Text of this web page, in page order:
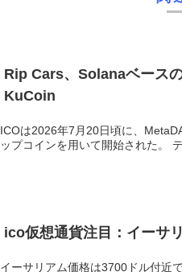
Rip Cars、Solanaベース
KuCoin
ICOは2026年7月20日頃に、
ップコインを用いて開始された。
ico仮想通貨注目：イーサ
イーサリアム価格は3700ドル付近